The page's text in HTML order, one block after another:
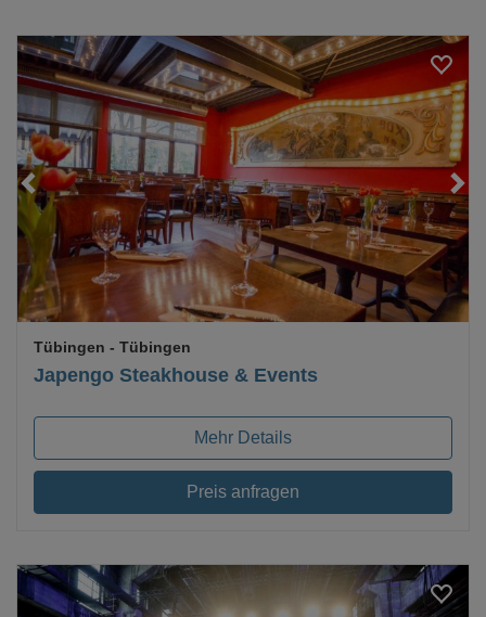
Loading...
Japengo Steakhouse & Events
Tübingen - Tübingen
Mehr Details
Preis anfragen